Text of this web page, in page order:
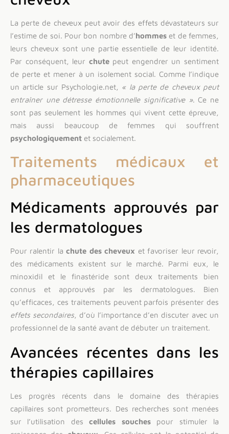
La perte de cheveux peut avoir des effets dévastateurs sur
l’estime de soi. Pour bon nombre d’hommes et de femmes,
leurs cheveux sont une partie essentielle de leur identité.
Par conséquent, leur chutepeut engendrer un sentiment
de perte et mener à un isolement social. Comme l’indique
un article sur Psychologie.net, « la perte de cheveux peut
entraîner une détresse émotionnelle significative ». Ce ne
sont pas seulement les hommes qui vivent cette épreuve,
mais aussi beaucoup de femmes qui souffrent
psychologiquement et socialement.
Traitements médicaux et
pharmaceutiques
Médicaments approuvés par
les dermatologues
Pour ralentir lachute des cheveux et favoriser leur revoir,
des médicaments existent sur le marché. Parmi eux, le
minoxidil et le finastéride sont deux traitements bien
connus et approuvés par les dermatologues. Bien
qu’efficaces, ces traitements peuvent parfois présenter des
effets secondaires, d’où l’importance d’en discuter avec un
professionnel de la santé avant de débuter un traitement.
Avancées récentes dans les
thérapies capillaires
Les progrès récents dans le domaine des thérapies
capillaires sont prometteurs. Des recherches sont menées
sur l’utilisation descellules souchespour stimuler la